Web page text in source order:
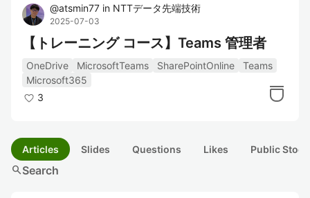
@atsmin77 in NTTデータ先端技術
2025-07-03
【トレーニング コース】Teams 管理者
OneDrive MicrosoftTeams SharePointOnline
Teams
Microsoft365
3
Articles Slides Questions Likes Public
searchSearch